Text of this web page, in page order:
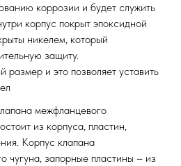
коррозии и будет служить
корпус покрыт эпоксидной
никелем, который
защиту.
и это позволяет уставить
межфланцевого
из корпуса, пластин,
Корпус клапана
чугуна, запорные пластины – из